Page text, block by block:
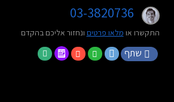
03-3820736
התקשרו או מלאו פרטים ונחזור אליכם בהקדם
שתף